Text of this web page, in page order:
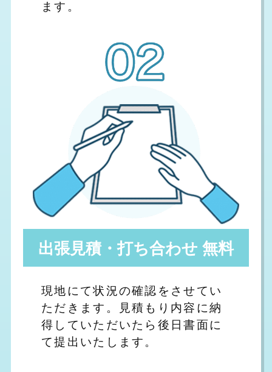
ます。
出張見積・打ち合わせ 無料
現地にて状況の確認をさせてい
ただきます。見積もり内容に納
得していただいたら後日書面に
て提出いたします。